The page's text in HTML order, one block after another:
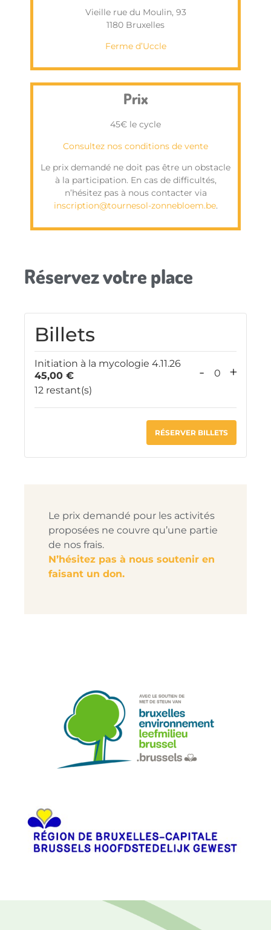
Vieille rue du Moulin, 93
1180 Bruxelles
Ferme d’Uccle
Prix
45€ le cycle
Consultez nos conditions de vente
Le prix demandé ne doit pas être un obstacle
à la participation. En cas de difficultés,
n’hésitez pas à nous contacter via
inscription@tournesol-zonnebloem.be.
Réservez votre place
Billets
Initiation à la mycologie 4.11.26
45,00 €
12 restant(s)
- Quantité
+
RÉSERVER BILLETS
Le prix demandé pour les activités
proposées ne couvre qu’une partie
de nos frais.
N’hésitez pas à nous soutenir en
faisant un don.